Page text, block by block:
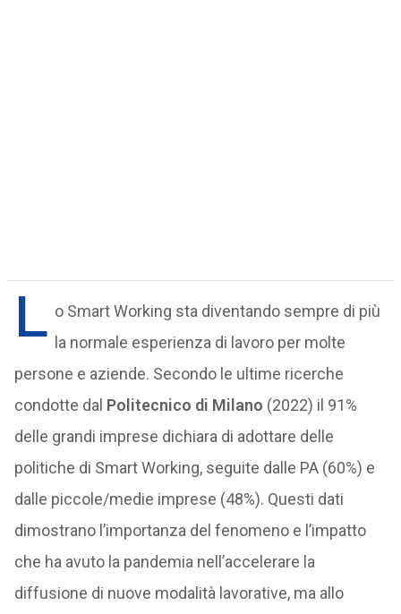
L o Smart Working sta diventando sempre di più
la normale esperienza di lavoro per molte
persone e aziende. Secondo le ultime ricerche
condotte dal Politecnico di Milano (2022) il 91%
delle grandi imprese dichiara di adottare delle
politiche di Smart Working, seguite dalle PA (60%) e
dalle piccole/medie imprese (48%). Questi dati
dimostrano l’importanza del fenomeno e l’impatto
che ha avuto la pandemia nell’accelerare la
diffusione di nuove modalità lavorative, ma allo